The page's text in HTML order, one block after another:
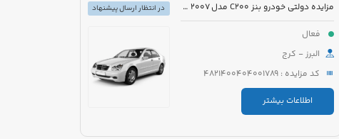
مزایده دولتی خودرو بنز C200 مدل 2007 رنگ خاکستری
فعال
البرز - کرج
کد مزایده : 4821400404001789
اطلاعات بیشتر
در انتظار ارسال پیشنهاد